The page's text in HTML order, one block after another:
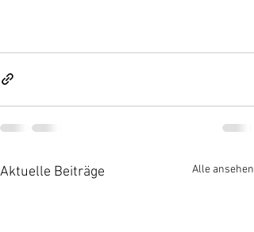
Aktuelle Beiträge Alle ansehen